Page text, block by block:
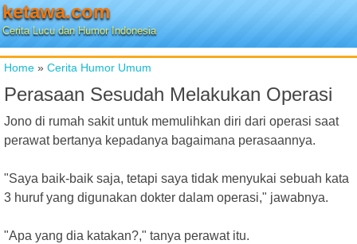
ketawa.com
Cerita Lucu dan Humor Indonesia
Home » Cerita Humor Umum
Perasaan Sesudah Melakukan Operasi
Jono di rumah sakit untuk memulihkan diri dari operasi saat
perawat bertanya kepadanya bagaimana perasaannya.
"Saya baik-baik saja, tetapi saya tidak menyukai sebuah kata
3 huruf yang digunakan dokter dalam operasi," jawabnya.
"Apa yang dia katakan?," tanya perawat itu.